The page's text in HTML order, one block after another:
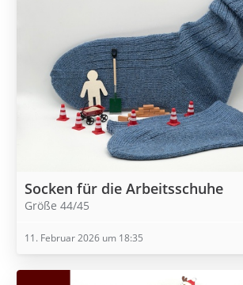
Socken für die Arbeitsschuhe
Größe 44/45
11. Februar 2026 um 18:35